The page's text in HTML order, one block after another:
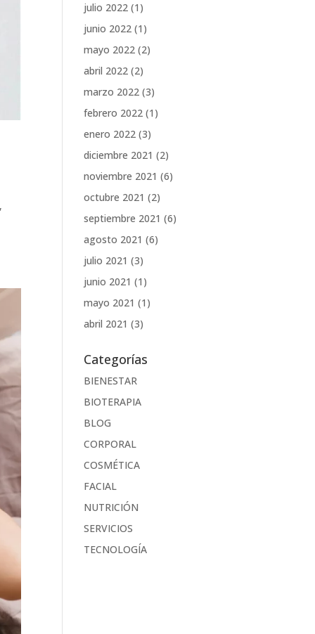
julio 2022 (1)
junio 2022 (1)
mayo 2022 (2)
abril 2022 (2)
marzo 2022 (3)
febrero 2022 (1)
enero 2022 (3)
diciembre 2021 (2)
noviembre 2021 (6)
octubre 2021 (2)
septiembre 2021 (6)
agosto 2021 (6)
julio 2021 (3)
junio 2021 (1)
mayo 2021 (1)
abril 2021 (3)
Categorías
BIENESTAR
BIOTERAPIA
BLOG
CORPORAL
COSMÉTICA
FACIAL
NUTRICIÓN
SERVICIOS
TECNOLOGÍA